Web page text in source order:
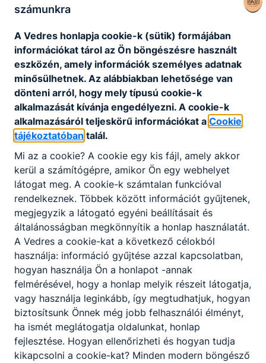
Adatvédelem
Eljárásrend a bántalmazás eseteinek
kivizsgálására
Gazdálkodási adatok
Ebédbefizetéssel kapcsolatos információk
Felvétel
jelentkezési lap felnőtt-.docx
számunkra
A Vedres honlapja cookie-k (sütik) formájában
információkat tárol az Ön böngészésre használt
eszközén, amely információk személyes adatnak
minősülhetnek. Az alábbiakban lehetősége van
dönteni arról, hogy mely típusú cookie-k
alkalmazását kívánja engedélyezni. A cookie-k
alkalmazásáról teljeskörű információkat a Cookie
tájékoztatóban talál.
Mi az a cookie? A cookie egy kis fájl, amely akkor
kerül a számítógépre, amikor Ön egy webhelyet
látogat meg. A cookie-k számtalan funkcióval
rendelkeznek. Többek között információt gyűjtenek,
megjegyzik a látogató egyéni beállításait és
általánosságban megkönnyítik a honlap használatát.
A Vedres a cookie-kat a következő célokból
használja: információ gyűjtése azzal kapcsolatban,
hogyan használja Ön a honlapot -annak
felmérésével, hogy a honlap melyik részeit látogatja,
vagy használja leginkább, így megtudhatjuk, hogyan
biztosítsunk Önnek még jobb felhasználói élményt,
ha ismét meglátogatja oldalunkat, honlap
fejlesztése. Hogyan ellenőrizheti és hogyan tudja
kikapcsolni a cookie-kat? Minden modern böngésző